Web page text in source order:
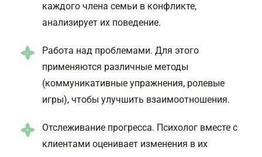
каждого члена семьи в конфликте,
анализирует их поведение.
Работа над проблемами. Для этого
применяются различные методы
(коммуникативные упражнения, ролевые
игры), чтобы улучшить взаимоотношения.
Отслеживание прогресса. Психолог вместе с
клиентами оценивает изменения в их